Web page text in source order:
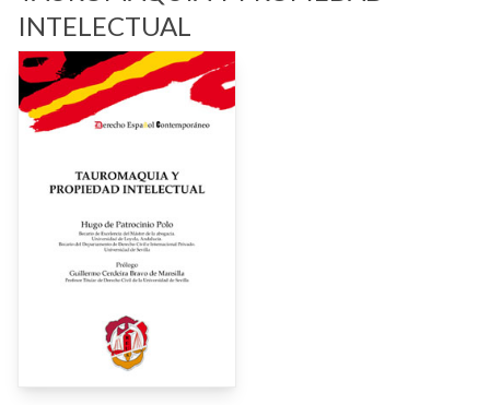
INTELECTUAL